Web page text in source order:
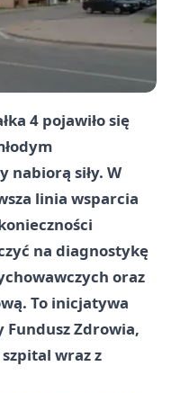
4 pojawiło się
nabiorą siły. W
linia wsparcia
na diagnostykę
oraz
To inicjatywa
Zdrowia,
wraz z